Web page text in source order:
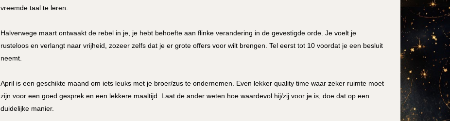
vreemde taal te leren.
Halverwege maart ontwaakt de rebel in je, je hebt behoefte aan flinke verandering in de gevestigde orde. Je voelt je
rusteloos en verlangt naar vrijheid, zozeer zelfs dat je er grote offers voor wilt brengen. Tel eerst tot 10 voordat je een besluit
neemt.
April is een geschikte maand om iets leuks met je broer/zus te ondernemen. Even lekker quality time waar zeker ruimte moet
zijn voor een goed gesprek en een lekkere maaltijd. Laat de ander weten hoe waardevol hij/zij voor je is, doe dat op een
duidelijke manier.